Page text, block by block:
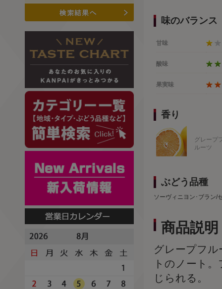
味のバランス
甘味
酸味
果実味
香り
グレープ
ルーツ
ぶどう品種
ソーヴィニヨン･ブラン/
商品説明
グレープフ
トのノート
じられる。